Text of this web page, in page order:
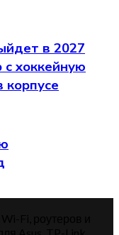
в 2027
хоккейную